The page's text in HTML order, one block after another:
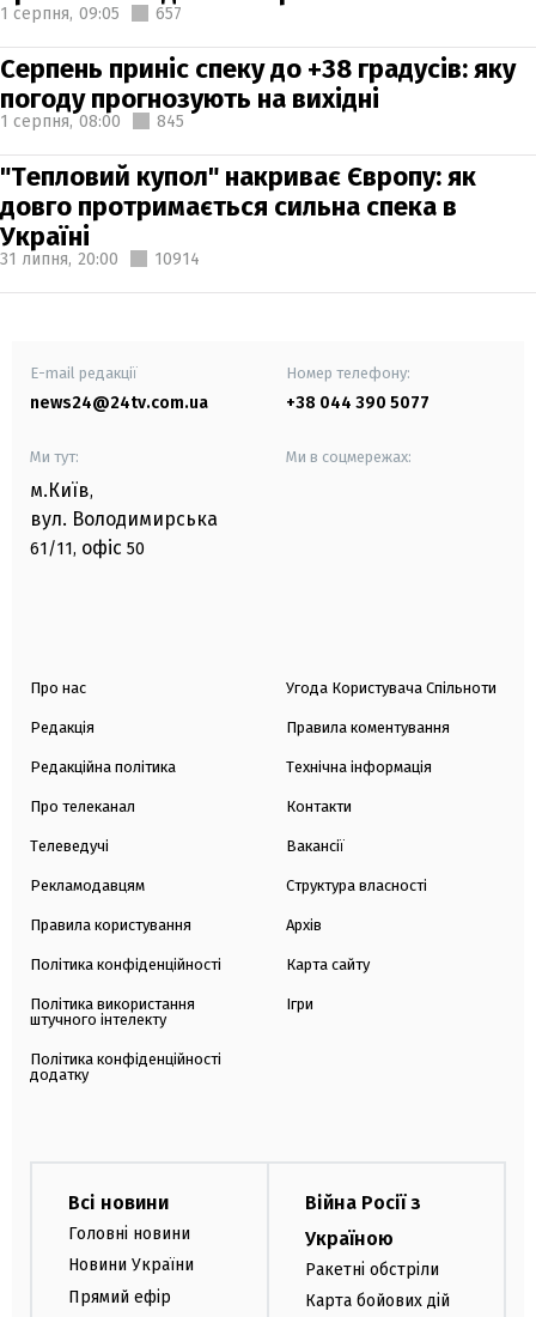
1 серпня, 09:05 657
Серпень приніс спеку до +38 градусів: яку
погоду прогнозують на вихідні
1 серпня, 08:00 845
"Тепловий купол" накриває Європу: як
довго протримається сильна спека в
Україні
31 липня, 20:00 10914
E-mail редакції
news24@24tv.com.ua
Номер телефону:
+38 044 390 5077
Ми тут:
м.Київ,
вул. Володимирська
61/11, офіс 50
Ми в соцмережах:
Про нас
Редакція
Редакційна політика
Про телеканал
Телеведучі
Рекламодавцям
Правила користування
Політика конфіденційності
Політика використання
штучного інтелекту
Політика конфіденційності
додатку
Угода Користувача Спільноти
Правила коментування
Технічна інформація
Контакти
Вакансії
Структура власності
Архів
Карта сайту
Ігри
Всі новини
Головні новини
Новини України
Прямий ефір
Війна Росії з
Україною
Ракетні обстріли
Карта бойових дій